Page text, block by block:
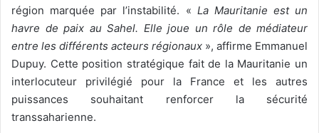
région marquée par l’instabilité. « La Mauritanie est un
havre de paix au Sahel. Elle joue un rôle de médiateur
entre les différents acteurs régionaux », affirme Emmanuel
Dupuy. Cette position stratégique fait de la Mauritanie un
interlocuteur privilégié pour la France et les autres
puissances souhaitant renforcer la sécurité
transsaharienne.